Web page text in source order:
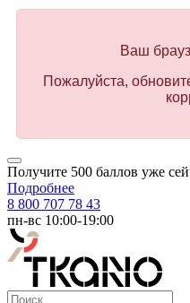
Ваш
Пожалуйста,
Получите 500 баллов уже
Подробнее
8 800 707 78 43
пн-вс 10:00-19:00